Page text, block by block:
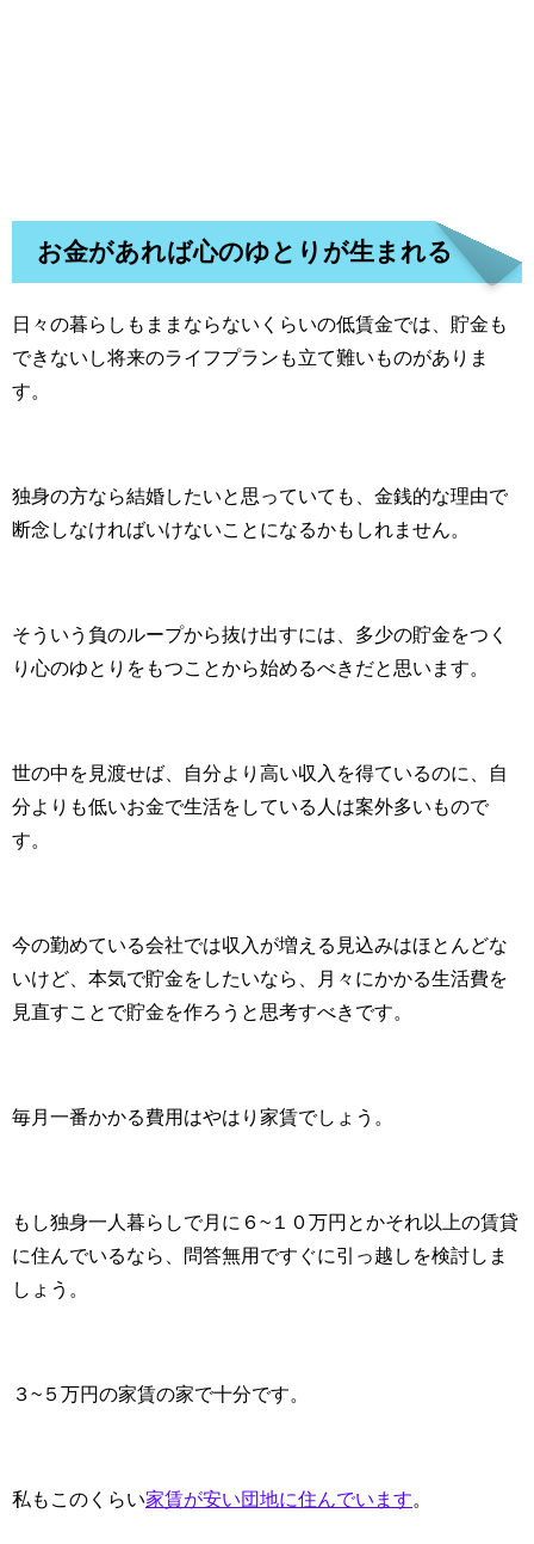
お金があれば心のゆとりが生まれる
日々の暮らしもままならないくらいの低賃金では、貯金も
できないし将来のライフプランも立て難いものがありま
す。
独身の方なら結婚したいと思っていても、金銭的な理由で
断念しなければいけないことになるかもしれません。
そういう負のループから抜け出すには、多少の貯金をつく
り心のゆとりをもつことから始めるべきだと思います。
世の中を見渡せば、自分より高い収入を得ているのに、自
分よりも低いお金で生活をしている人は案外多いもので
す。
今の勤めている会社では収入が増える見込みはほとんどな
いけど、本気で貯金をしたいなら、月々にかかる生活費を
見直すことで貯金を作ろうと思考すべきです。
毎月一番かかる費用はやはり家賃でしょう。
もし独身一人暮らしで月に６~１０万円とかそれ以上の賃貸
に住んでいるなら、問答無用ですぐに引っ越しを検討しま
しょう。
３~５万円の家賃の家で十分です。
私もこのくらい家賃が安い団地に住んでいます。